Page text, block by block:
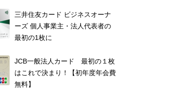
三井住友カード ビジネスオーナ
ーズ 個人事業主・法人代表者の
最初の1枚に
JCB一般法人カード 最初の１枚
はこれで決まり！【初年度年会費
無料】